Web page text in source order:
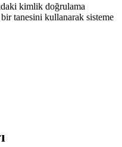
kimlik doğrulama
tanesini kullanarak sisteme